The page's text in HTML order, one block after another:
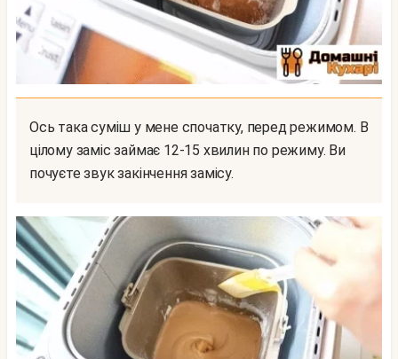
Ось така суміш у мене спочатку, перед режимом. В
цілому заміс займає 12-15 хвилин по режиму. Ви
почуєте звук закінчення замісу.